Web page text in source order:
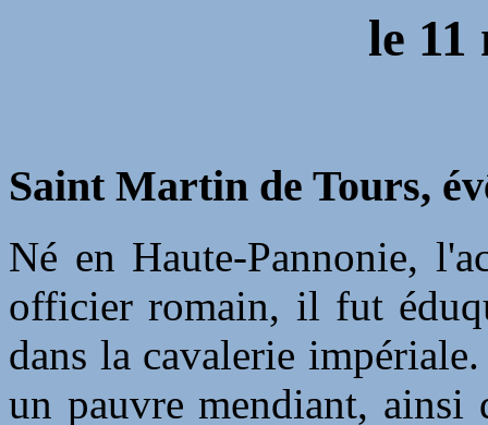
le 11
Saint Martin de Tours,
Né en Haute-Pannonie,
officier romain, il fut
dans la cavalerie
un pauvre mendiant, ainsi